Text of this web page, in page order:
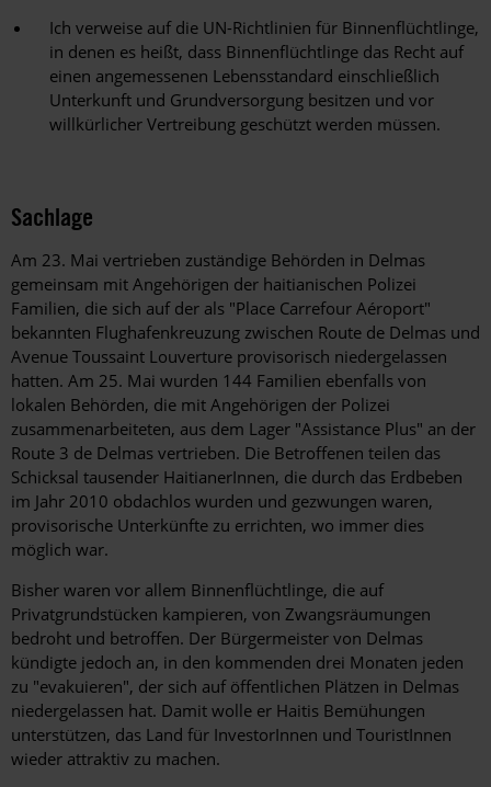
Ich verweise auf die UN-Richtlinien für Binnenflüchtlinge,
in denen es heißt, dass Binnenflüchtlinge das Recht auf
einen angemessenen Lebensstandard einschließlich
Unterkunft und Grundversorgung besitzen und vor
willkürlicher Vertreibung geschützt werden müssen.
Sachlage
Am 23. Mai vertrieben zuständige Behörden in Delmas
gemeinsam mit Angehörigen der haitianischen Polizei
Familien, die sich auf der als "Place Carrefour Aéroport"
bekannten Flughafenkreuzung zwischen Route de Delmas und
Avenue Toussaint Louverture provisorisch niedergelassen
hatten. Am 25. Mai wurden 144 Familien ebenfalls von
lokalen Behörden, die mit Angehörigen der Polizei
zusammenarbeiteten, aus dem Lager "Assistance Plus" an der
Route 3 de Delmas vertrieben. Die Betroffenen teilen das
Schicksal tausender HaitianerInnen, die durch das Erdbeben
im Jahr 2010 obdachlos wurden und gezwungen waren,
provisorische Unterkünfte zu errichten, wo immer dies
möglich war.
Bisher waren vor allem Binnenflüchtlinge, die auf
Privatgrundstücken kampieren, von Zwangsräumungen
bedroht und betroffen. Der Bürgermeister von Delmas
kündigte jedoch an, in den kommenden drei Monaten jeden
zu "evakuieren", der sich auf öffentlichen Plätzen in Delmas
niedergelassen hat. Damit wolle er Haitis Bemühungen
unterstützen, das Land für InvestorInnen und TouristInnen
wieder attraktiv zu machen.